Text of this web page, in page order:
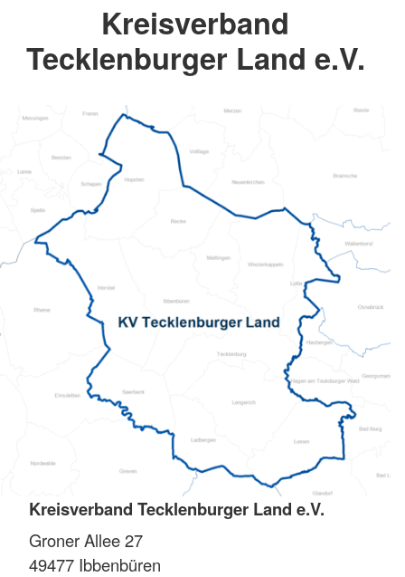
Kreisverband
Tecklenburger Land e.V.
Kreisverband Tecklenburger Land e.V.
Groner Allee 27
49477 Ibbenbüren